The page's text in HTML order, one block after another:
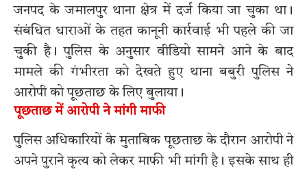
जनपद के जमालपुर थाना क्षेत्र में दर्ज किया जा चुका था।
संबंधित धाराओं के तहत कानूनी कार्रवाई भी पहले की जा
चुकी है। पुलिस के अनुसार वीडियो सामने आने के बाद
मामले की गंभीरता को देखते हुए थाना बबुरी पुलिस ने
आरोपी को पूछताछ के लिए बुलाया।
पूछताछ में आरोपी ने मांगी माफी
पुलिस अधिकारियों के मुताबिक पूछताछ के दौरान आरोपी ने
अपने पुराने कृत्य को लेकर माफी भी मांगी है। इसके साथ ही